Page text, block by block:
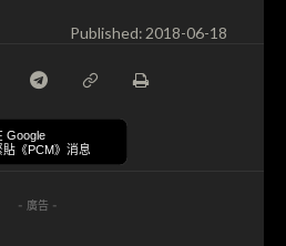
Published:2018-06-18
Google
貼《PCM》消息
- 廣告 -